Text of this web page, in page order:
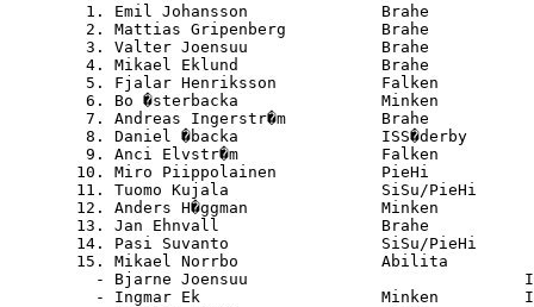
1. Emil Johansson              Brahe
2. Mattias Gripenberg          Brahe
3. Valter Joensuu              Brahe
4. Mikael Eklund               Brahe
5. Fjalar Henriksson           Falken
6. Bo �sterbacka               Minken
7. Andreas Ingerstr�m          Brahe
8. Daniel �backa               ISS�derby
9. Anci Elvstr�m               Falken
10. Miro Piippolainen           PieHi
11. Tuomo Kujala                SiSu/PieHi
12. Anders H�ggman              Minken
13. Jan Ehnvall                 Brahe
14. Pasi Suvanto                SiSu/PieHi
15. Mikael Norrbo               Abilita
- Bjarne Joensuu
- Ingmar Ek                   Minken